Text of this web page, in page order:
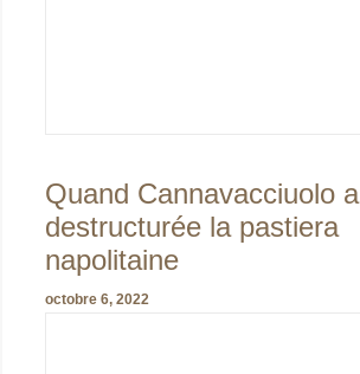
Quand Cannavacciuolo a
destructurée la pastiera
napolitaine
octobre 6, 2022